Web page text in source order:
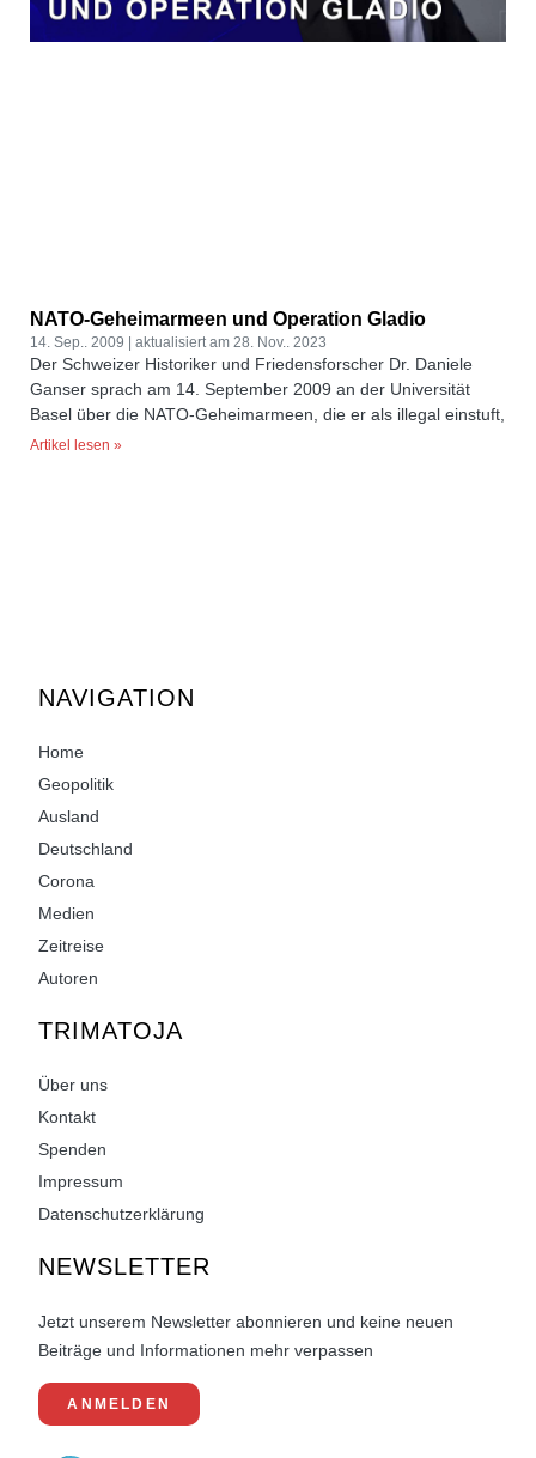
NATO-Geheimarmeen und Operation Gladio
14. Sep.. 2009 28. Nov.. 2023
Der Schweizer Historiker und Friedensforscher Dr. Daniele
Ganser sprach am 14. September 2009 an der Universität
Basel über die NATO-Geheimarmeen, die er als illegal einstuft,
Artikel lesen »
NAVIGATION
Home
Geopolitik
Ausland
Deutschland
Corona
Medien
Zeitreise
Autoren
TRIMATOJA
Über uns
Kontakt
Spenden
Impressum
Datenschutzerklärung
NEWSLETTER
Jetzt unserem Newsletter abonnieren und keine neuen
Beiträge und Informationen mehr verpassen
ANMELDEN